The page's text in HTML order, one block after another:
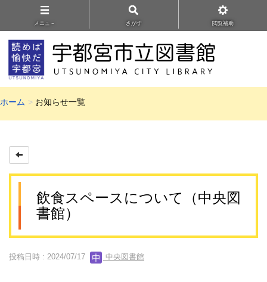
メニュ－ さがす 閲覧補助
ホーム お知らせ一覧
飲食スペースについて（中央図
書館）
投稿日時 : 2024/07/17 中央図書館